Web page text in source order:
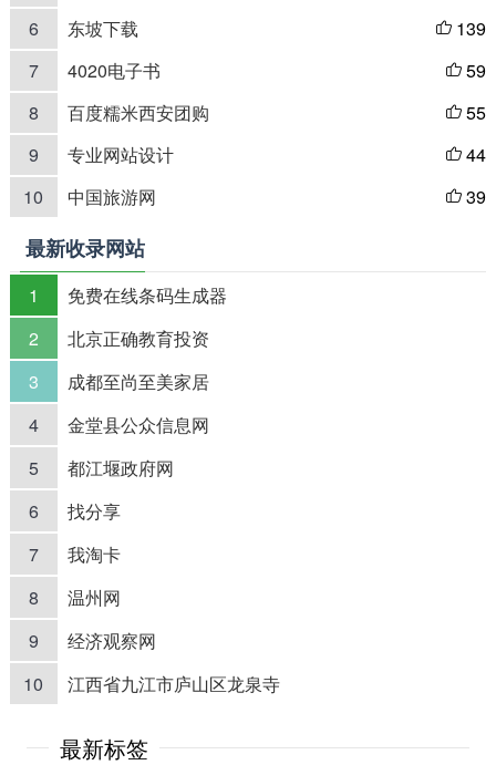
6
东坡下载  139
7
4020电子书  59
8
百度糯米西安团购  55
9
专业网站设计  44
10
中国旅游网  39
最新收录网站
1
免费在线条码生成器
2
北京正确教育投资
3
成都至尚至美家居
4
金堂县公众信息网
5
都江堰政府网
6
找分享
7
我淘卡
8
温州网
9
经济观察网
10
江西省九江市庐山区龙泉寺
最新标签